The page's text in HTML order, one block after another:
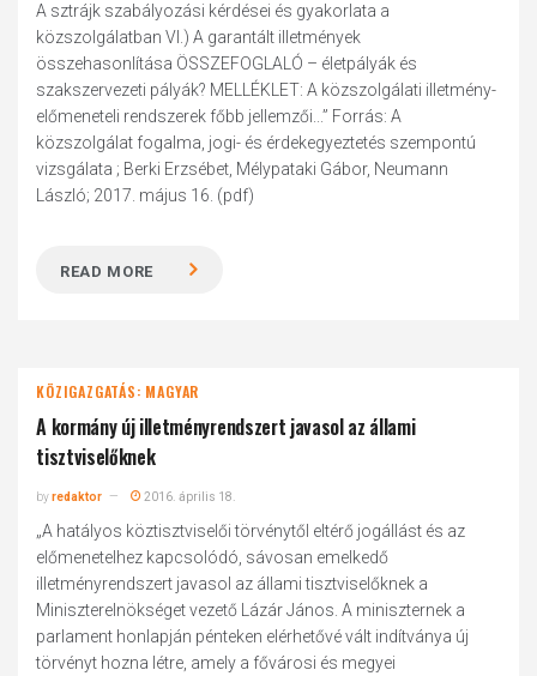
A sztrájk szabályozási kérdései és gyakorlata a
közszolgálatban VI.) A garantált illetmények
összehasonlítása ÖSSZEFOGLALÓ – életpályák és
szakszervezeti pályák? MELLÉKLET: A közszolgálati illetmény-
előmeneteli rendszerek főbb jellemzői...” Forrás: A
közszolgálat fogalma, jogi- és érdekegyeztetés szempontú
vizsgálata ; Berki Erzsébet, Mélypataki Gábor, Neumann
László; 2017. május 16. (pdf)
READ MORE
KÖZIGAZGATÁS: MAGYAR
A kormány új illetményrendszert javasol az állami
tisztviselőknek
byredaktor 2016. április 18.
„A hatályos köztisztviselői törvénytől eltérő jogállást és az
előmenetelhez kapcsolódó, sávosan emelkedő
illetményrendszert javasol az állami tisztviselőknek a
Miniszterelnökséget vezető Lázár János. A miniszternek a
parlament honlapján pénteken elérhetővé vált indítványa új
törvényt hozna létre, amely a fővárosi és megyei